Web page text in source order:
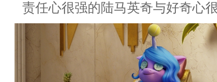
责任心很强的陆马英奇与好奇心